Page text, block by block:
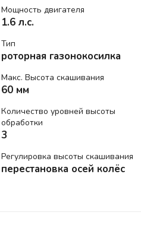
Мощность двигателя
1.6 л.с.
Тип
роторная газонокосилка
Макс. Высота скашивания
60 мм
Количество уровней высоты
обработки
3
Регулировка высоты скашивания
перестановка осей колёс